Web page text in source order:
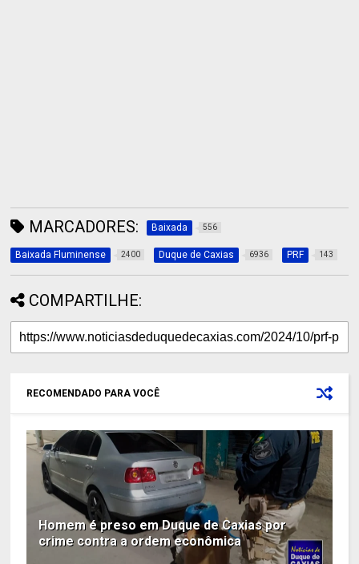
MARCADORES: Baixada 556
Baixada Fluminense 2400 Duque de Caxias 6936 PRF 143
COMPARTILHE:
RECOMENDADO PARA VOCÊ
Homem é preso em Duque de Caxias por
crime contra a ordem econômica